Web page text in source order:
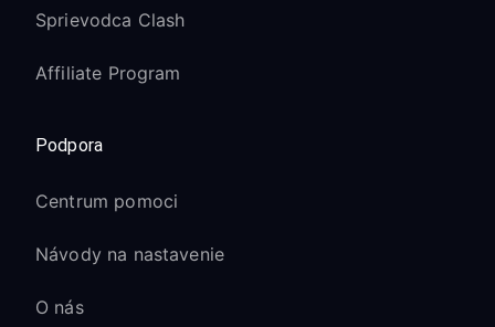
Sprievodca Clash
Affiliate Program
Podpora
Centrum pomoci
Návody na nastavenie
O nás